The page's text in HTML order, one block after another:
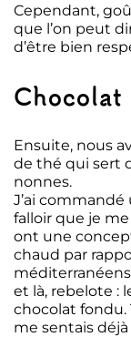
Cependant,
que l’on peut
d’être bien
Ensuite, nous
de thé qui sert
nonnes.
J’ai
falloir que je
ont une
chaud par
méditerranéens
et là, rebelote :
chocolat fondu.
me sentais